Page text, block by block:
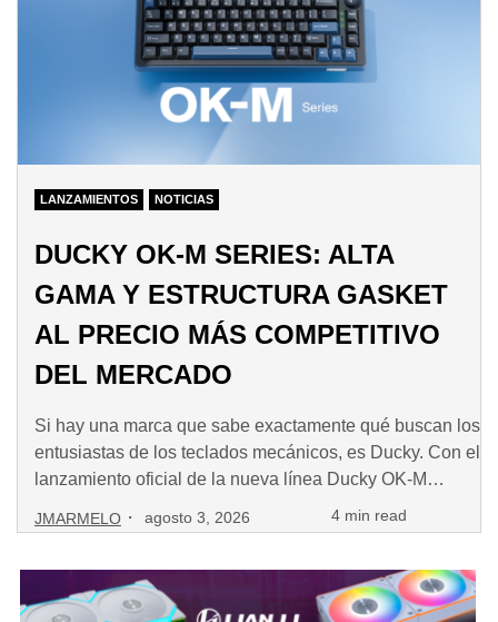
LANZAMIENTOS NOTICIAS
DUCKY OK-M SERIES: ALTA
GAMA Y ESTRUCTURA GASKET
AL PRECIO MÁS COMPETITIVO
DEL MERCADO
Si hay una marca que sabe exactamente qué buscan los
entusiastas de los teclados mecánicos, es Ducky. Con el
lanzamiento oficial de la nueva línea Ducky OK-M
Series, la marca establece un nuevo estándar en la
industria: ofrecer características premium de
teclados personalizados de precios elevados— a un
precio […]
JMARMELO · agosto 3, 2026 4 min read